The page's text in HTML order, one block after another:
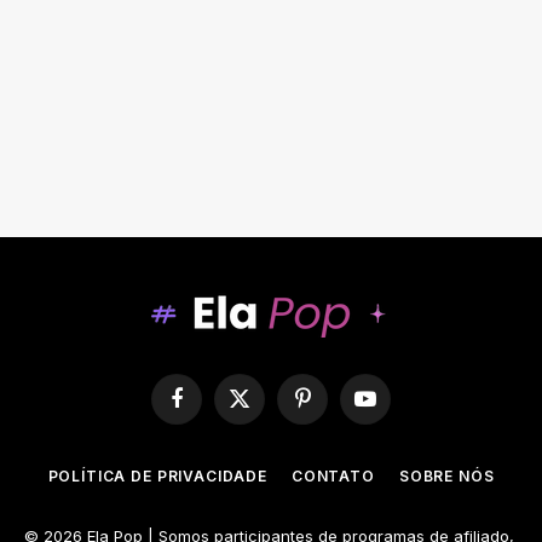
Facebook
X
(Twitter)
PinterestYouTube
POLÍTICA DE PRIVACIDADE CONTATO SOBRE NÓS
© 2026 Ela Pop | Somos participantes de programas de afiliado,